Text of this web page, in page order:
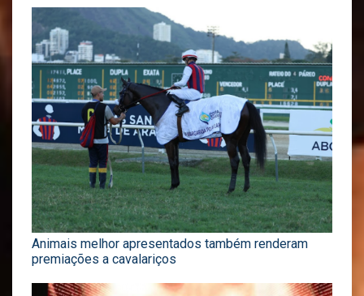
Animais melhor apresentados também renderam
premiações a cavalariços